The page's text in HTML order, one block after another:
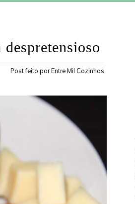
Post feito porEntre Mil Cozinhas